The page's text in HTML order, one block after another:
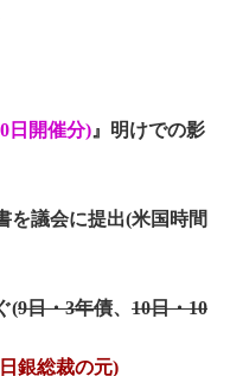
日開催分)』明けでの影
を議会に提出(米国時間
(9日・3年債、 10日・10
銀総裁の元)